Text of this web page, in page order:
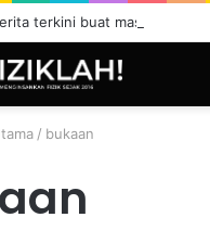
terkini buat masa ini.
/ bukaan